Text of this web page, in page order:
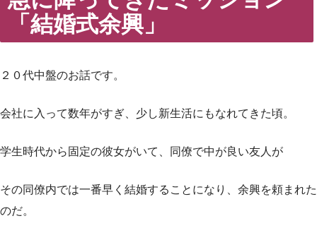
「結婚式余興」
２０代中盤のお話です。
会社に入って数年がすぎ、少し新生活にもなれてきた頃。
学生時代から固定の彼女がいて、同僚で中が良い友人が
その同僚内では一番早く結婚することになり、余興を頼まれた
のだ。